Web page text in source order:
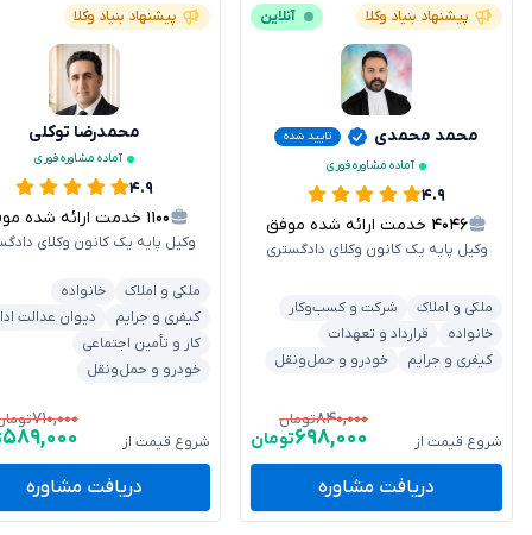
پیشنهاد بنیاد وکلا آنلاین
محمد محمدی
تایید شده
آماده مشاوره فوری
۴.۹
۴۰۴۶ خدمت ارائه شده موفق
وکیل پایه یک کانون وکلای دادگستری
ملکی و املاک
شرکت و کسب‌وکار
خانواده
قرارداد و تعهدات
کیفری و جرایم
خودرو و حمل‌ونقل
شروع قیمت از
۸۴۰,۰۰۰تومان
۶۹۸,۰۰۰تومان
دریافت مشاوره
پیشنهاد بنیاد وکلا
محمدرضا توکلی
آماده مشاوره فوری
۴.۹
۱۱۰۰ خدمت ارائه شده موفق
وکیل پایه یک کانون وکلای
ملکی و املاک
خانواده
کیفری و جرایم
دیوان عدالت
کار و تأمین اجتماعی
خودرو و حمل‌ونقل
شروع قیمت از
۷۱۰,۰۰۰
۵۸۹,۰۰۰
دریافت مشاوره